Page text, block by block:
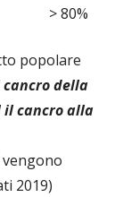
> 80%
popolare
della
il cancro alla
2019)